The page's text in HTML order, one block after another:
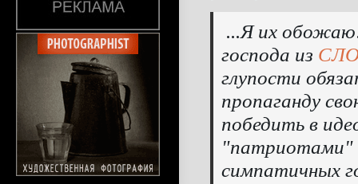
...Я их
господа из
глупости
пропаганду
победить в
"патриотами"
симпатичных